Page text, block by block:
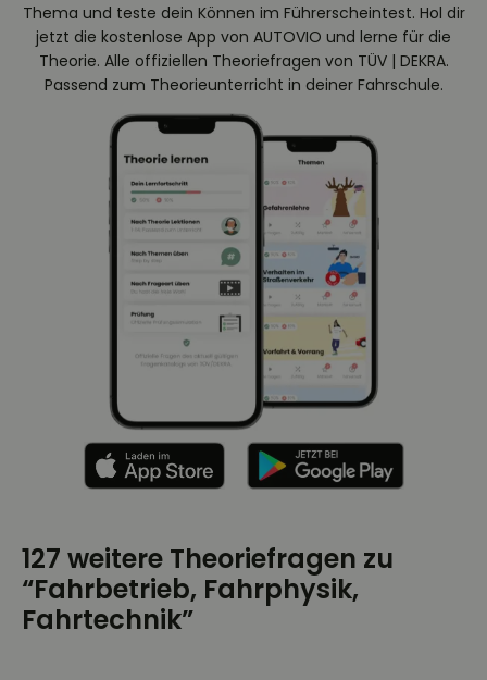
Thema und teste dein Können im Führerscheintest. Hol dir
jetzt die kostenlose App von AUTOVIO und lerne für die
Theorie. Alle offiziellen Theoriefragen von TÜV | DEKRA.
Passend zum Theorieunterricht in deiner Fahrschule.
127 weitere Theoriefragen zu
“Fahrbetrieb, Fahrphysik,
Fahrtechnik”